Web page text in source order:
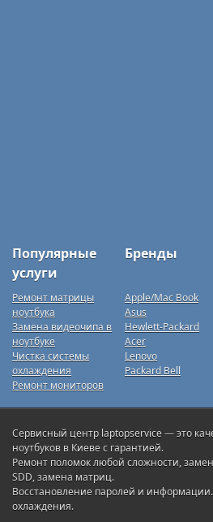
Популярные
услуги
Бренды
Ремонт матрицы
ноутбука
Замена видеочипа в
ноутбуке
Чистка системы
охлаждения
Ремонт мониторов
Apple/Mac Book
Asus
Hewlett-Packard
Acer
Lenovo
Packard Bell
Сервисный центр laptopservice — это
ноутбуков в Киеве с гарантией.
Ремонт поломок любой сложности,
SDD, замена матриц.
Восстановление паролей и
охлаждения.